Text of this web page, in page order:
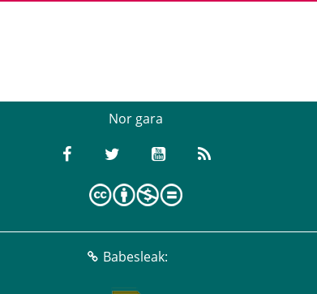
Nor gara
Babesleak: